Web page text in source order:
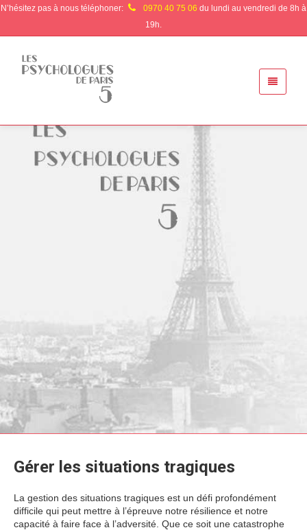
N’hésitez pas à nous téléphoner: 0970 40 75 06 du lundi au vendredi de 8h à
19h.
Gérer les situations tragiques
La gestion des situations tragiques est un défi profondément
difficile qui peut mettre à l’épreuve notre résilience et notre
capacité à faire face à l’adversité. Que ce soit une catastrophe